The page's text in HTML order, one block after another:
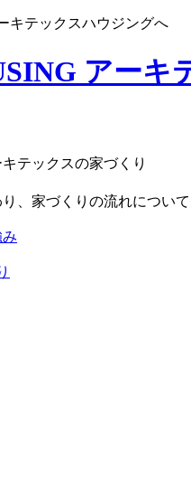
キテックスハウジングへ
テックスの家づくり
、家づくりの流れについ